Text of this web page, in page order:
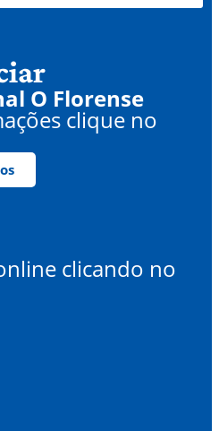
O Florense
clique no
clicando no